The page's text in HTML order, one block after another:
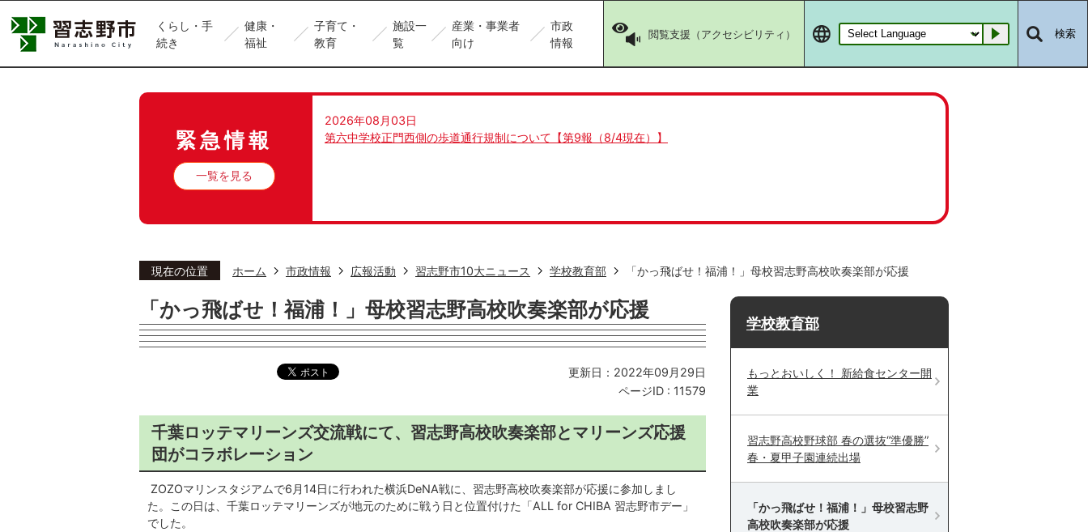
くらし・手
続き
健康・
福祉
子育て・
教育
施設一
覧
産業・事業者
向け
市政
情報
閲覧支援（アクセシビリティ） Go 検索
緊急情報
一覧を見る
2026年08月03日
第六中学校正門西側の歩道通行規制について【第9報（8/4現在）】
現在の位置 ホーム 市政情報 広報活動 習志野市10大ニュース 学校教育部 「かっ飛ばせ！福浦！」母校習志野高校吹奏楽部が応援
「かっ飛ばせ！福浦！」母校習志野高校吹奏楽部が応援
更新日：2022年09月29日
ページID : 11579
千葉ロッテマリーンズ交流戦にて、習志野高校吹奏楽部とマリーンズ応援
団がコラボレーション
ZOZOマリンスタジアムで6月14日に行われた横浜DeNA戦に、習志野高校吹奏楽部が応援に参加しまし
た。この日は、千葉ロッテマリーンズが地元のために戦う日と位置付けた「ALL for CHIBA 習志野市デー」
でした。
学校教育部
もっとおいしく！ 新給食センター開
業
習志野高校野球部 春の選抜“準優勝”
春・夏甲子園連続出場
「かっ飛ばせ！福浦！」母校習志野
高校吹奏楽部が応援